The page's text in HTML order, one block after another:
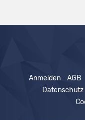
Anmelden AGB
Datenschutz